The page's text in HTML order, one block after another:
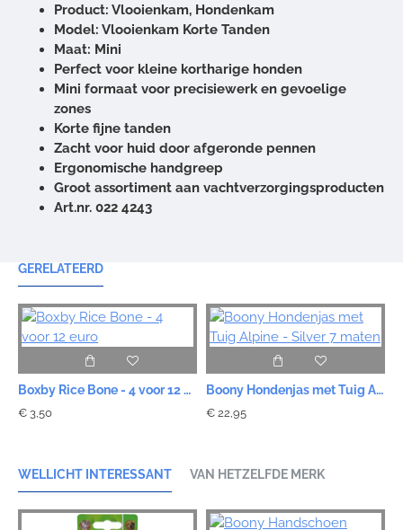
Product: Vlooienkam, Hondenkam
Model: Vlooienkam Korte Tanden
Maat: Mini
Perfect voor kleine kortharige honden
Mini formaat voor precisiewerk en gevoelige
zones
Korte fijne tanden
Zacht voor huid door afgeronde pennen
Ergonomische handgreep
Groot assortiment aan vachtverzorgingsproducten
Art.nr. 022 4243
GERELATEERD
Boxby Rice Bone - 4 voor 12 euro
€ 3,50
Boony Hondenjas met Tuig Alpine - Silver 7 maten
€ 22,95
WELLICHT INTERESSANT VAN HETZELFDE MERK